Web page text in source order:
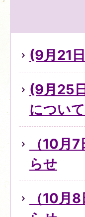
(9月21
(9月25
について
（10月
らせ
（10月